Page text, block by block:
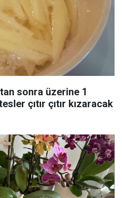
sonra üzerine 1
çıtır çıtır kızaracak